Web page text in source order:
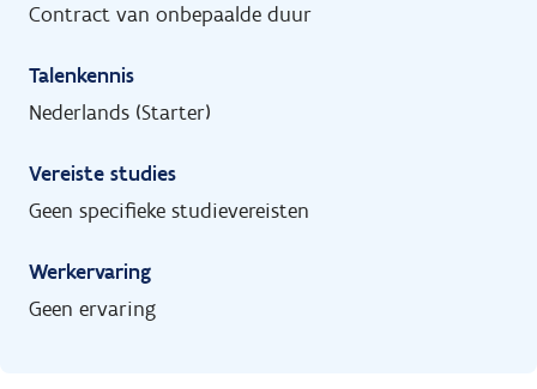
Contract van onbepaalde duur
Talenkennis
Nederlands (Starter)
Vereiste studies
Geen specifieke studievereisten
Werkervaring
Geen ervaring